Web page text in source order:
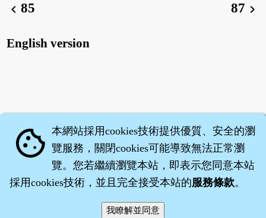
chevron_left85 87 chevron_right
English version
‧沈藥子©2008～2026
cookie 本網站採用cookies技術提供優質、安全的瀏
覽服務，關閉cookies可能導致無法正常瀏
覽。您若繼續瀏覽本站，即表示您同意本站
採用cookies技術，並且完全接受本站的服務條款。